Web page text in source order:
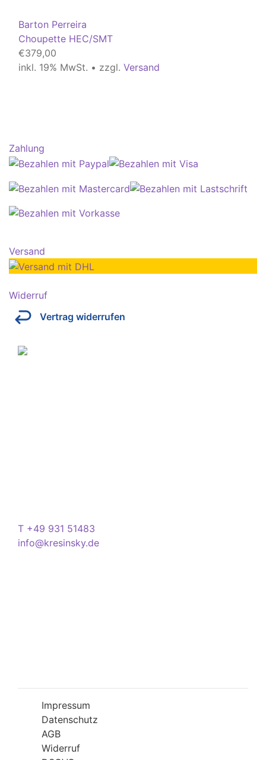
Barton Perreira
Choupette HEC/SMT
€379,00
inkl. 19% MwSt. • zzgl. Versand
Zahlung
Versand
Widerruf
Vertrag widerrufen
T +49 931 51483
info@kresinsky.de
Impressum
Datenschutz
AGB
Widerruf